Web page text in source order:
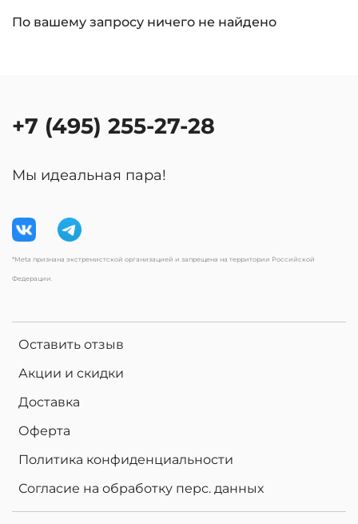
По вашему запросу ничего не найдено
Оставить отзыв
Акции и скидки
Доставка
Оферта
Политика конфиденциальности
Согласие на обработку перс. данных
+7 (495) 255-27-28
Мы идеальная пара!
*Meta признана экстремистской организацией и запрещена на территории Российской
Федерации.